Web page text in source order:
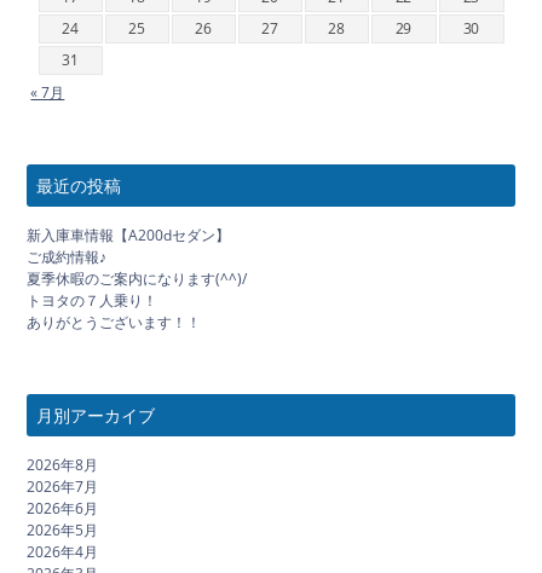
24
25 26 27 28 29
30
31
« 7月
最近の投稿
新入庫車情報【A200dセダン】
ご成約情報♪
夏季休暇のご案内になります(^^)/
トヨタの７人乗り！
ありがとうございます！！
月別アーカイブ
2026年8月
2026年7月
2026年6月
2026年5月
2026年4月